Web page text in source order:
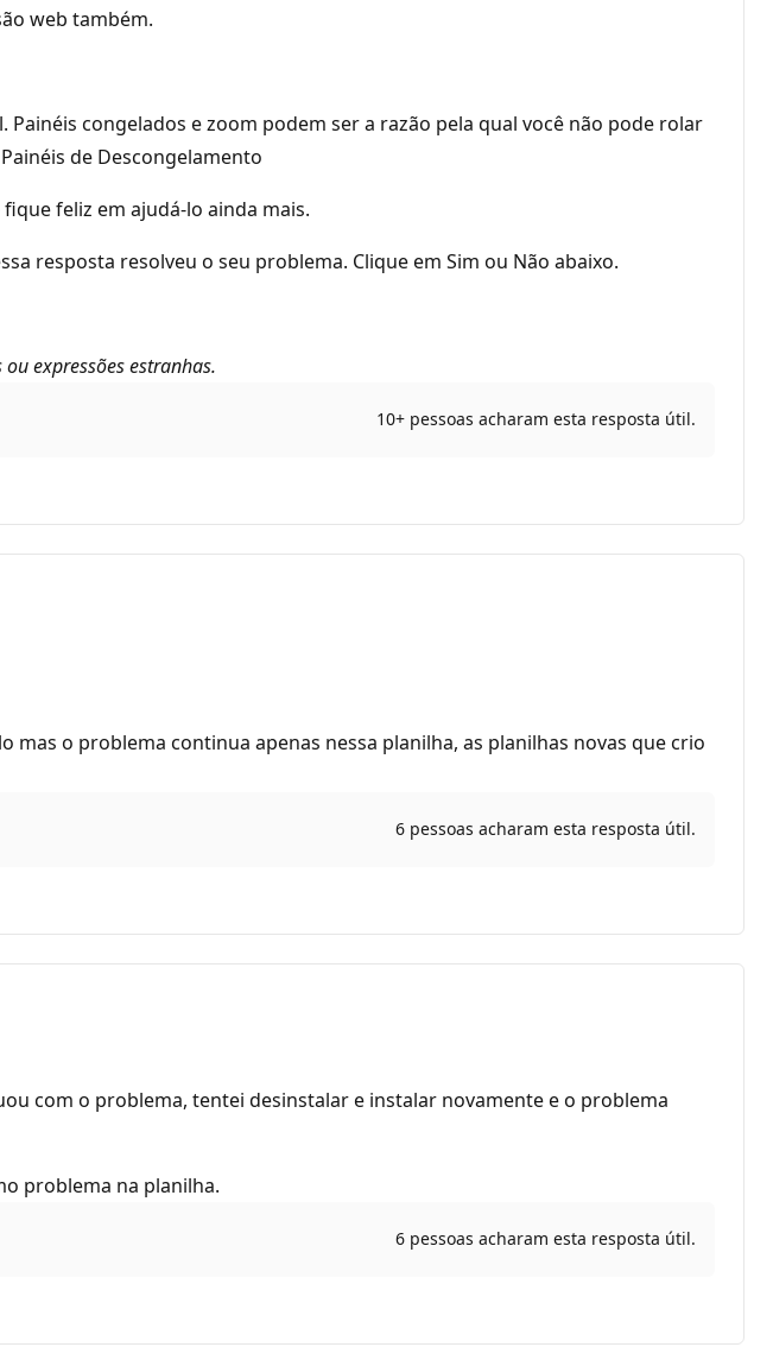
web também.
congelados e zoom podem ser a razão pela qual você não pode rolar
de Descongelamento
feliz em ajudá-lo ainda mais.
resposta resolveu o seu problema. Clique em Sim ou Não abaixo.
expressões estranhas.
10+ pessoas acharam esta resposta útil.
mas o problema continua apenas nessa planilha, as planilhas novas que crio
6 pessoas acharam esta resposta útil.
com o problema, tentei desinstalar e instalar novamente e o problema
problema na planilha.
6 pessoas acharam esta resposta útil.